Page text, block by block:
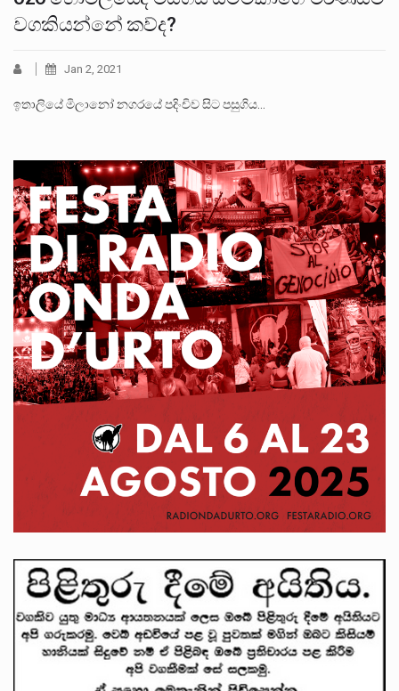
වගකියන්නේ කව්ද?
Jan 2, 2021
ඉතාලියේ මිලානෝ නගරයේ පදිංචිව සිට පසුගිය…